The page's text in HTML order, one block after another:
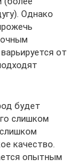
Однако
от
будет
слишком
качество.
опытным